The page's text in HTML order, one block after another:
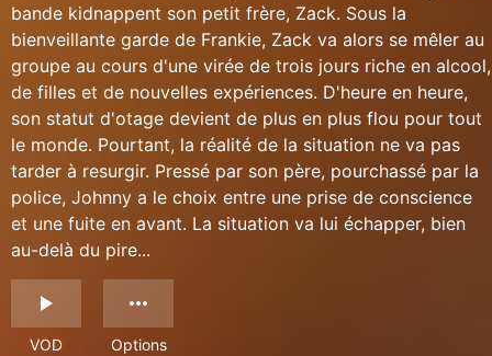
bande kidnappent son petit frère, Zack. Sous la
bienveillante garde de Frankie, Zack va alors se mêler au
groupe au cours d'une virée de trois jours riche en alcool,
de filles et de nouvelles expériences. D'heure en heure,
son statut d'otage devient de plus en plus flou pour tout
le monde. Pourtant, la réalité de la situation ne va pas
tarder à resurgir. Pressé par son père, pourchassé par la
police, Johnny a le choix entre une prise de conscience
et une fuite en avant. La situation va lui échapper, bien
au-delà du pire...
VOD Options